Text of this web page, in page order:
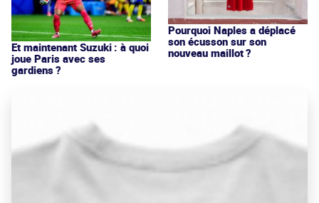
Et maintenant Suzuki : à quoi
joue Paris avec ses
gardiens ?
Pourquoi Naples a déplacé
son écusson sur son
nouveau maillot ?